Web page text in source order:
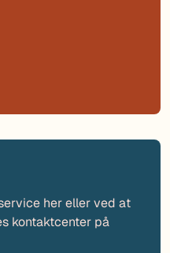
her eller ved at
kontaktcenter på